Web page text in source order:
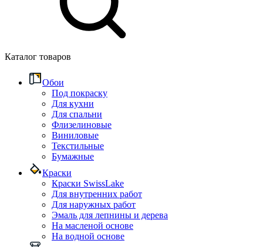
Каталог товаров
Обои
Под покраску
Для кухни
Для спальни
Флизелиновые
Виниловые
Текстильные
Бумажные
Краски
Краски SwissLake
Для внутренних работ
Для наружных работ
Эмаль для лепнины и дерева
На масленой основе
На водной основе